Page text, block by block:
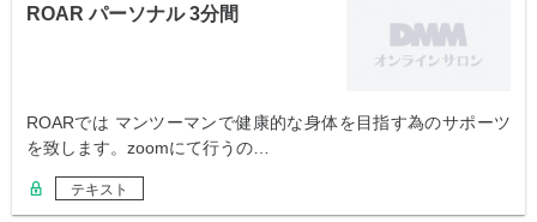
ROAR パーソナル 3分間
ROARでは マンツーマンで健康的な身体を目指す為のサポーツ
を致します。zoomにて行うの…
テキスト